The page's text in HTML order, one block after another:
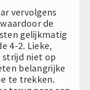
vervolgens
de
gelijkmatig
4-2. Lieke,
strijd niet op
belangrijke
te trekken.